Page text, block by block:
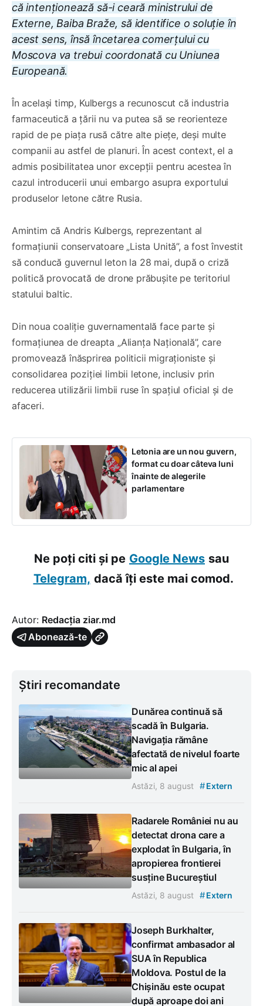
că intenționează să-i ceară ministrului de
Externe, Baiba Braže, să identifice o soluție în
acest sens, însă încetarea comerțului cu
Moscova va trebui coordonată cu Uniunea
Europeană.
În același timp, Kulbergs a recunoscut că industria
farmaceutică a țării nu va putea să se reorienteze
rapid de pe piața rusă către alte piețe, deși multe
companii au astfel de planuri. În acest context, el a
admis posibilitatea unor excepții pentru acestea în
cazul introducerii unui embargo asupra exportului
produselor letone către Rusia.
Amintim că Andris Kulbergs, reprezentant al
formațiunii conservatoare „Lista Unită”, a fost învestit
să conducă guvernul leton la 28 mai, după o criză
politică provocată de drone prăbușite pe teritoriul
statului baltic.
Din noua coaliție guvernamentală face parte și
formațiunea de dreapta „Alianța Națională”, care
promovează înăsprirea politicii migraționiste și
consolidarea poziției limbii letone, inclusiv prin
reducerea utilizării limbii ruse în spațiul oficial și de
afaceri.
Letonia are un nou guvern,
format cu doar câteva luni
înainte de alegerile
parlamentare
Ne poți citi și pe Google News sau
Telegram, dacă îți este mai comod.
Autor: Redacția ziar.md
Abonează-te
Știri recomandate
Dunărea continuă să
scadă în Bulgaria.
Navigația rămâne
afectată de nivelul foarte
mic al apei
Astăzi, 8 august #Extern
Radarele României nu au
detectat drona care a
explodat în Bulgaria, în
apropierea frontierei
susține Bucureștiul
Astăzi, 8 august #Extern
Joseph Burkhalter,
confirmat ambasador al
SUA în Republica
Moldova. Postul de la
Chișinău este ocupat
după aproape doi ani